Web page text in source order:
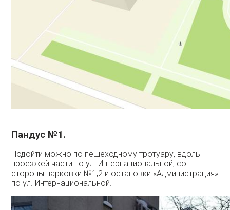
Пандус №1.
Подойти можно по пешеходному тротуару, вдоль
проезжей части по ул. Интернациональной, со
стороны парковки №1,2 и остановки «Администрация»
по ул. Интернациональной.